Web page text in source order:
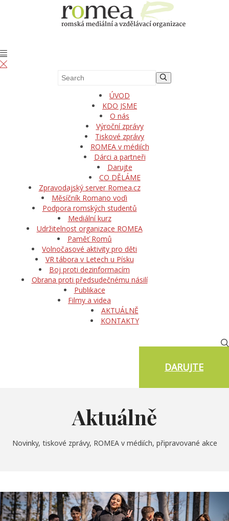
ÚVOD
KDO JSME
O nás
Výroční zprávy
Tiskové zprávy
ROMEA v médiích
Dárci a partneři
Darujte
CO DĚLÁME
Zpravodajský server Romea.cz
Měsíčník Romano voďi
Podpora romských studentů
Mediální kurz
Udržitelnost organizace ROMEA
Paměť Romů
Volnočasové aktivity pro děti
VR tábora v Letech u Písku
Boj proti dezinformacím
Obrana proti předsudečnému násilí
Publikace
Filmy a videa
AKTUÁLNĚ
KONTAKTY
DARUJTE
Aktuálně
Novinky, tiskové zprávy, ROMEA v médiích, připravované akce